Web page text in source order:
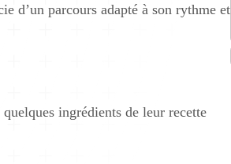
d’un parcours adapté à son rythme et
ingrédients de leur recette